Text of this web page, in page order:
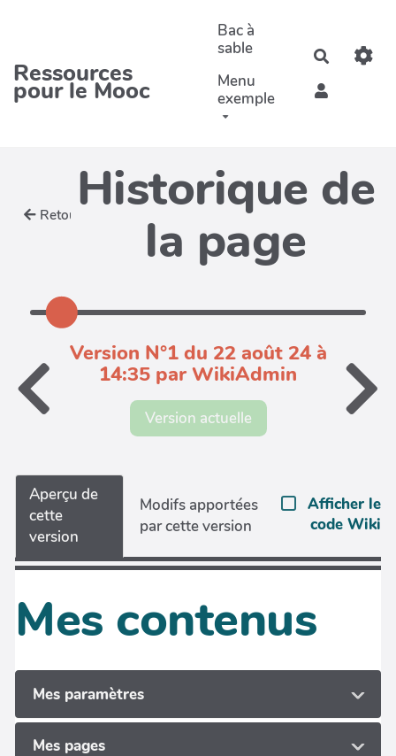
Ressources
pour le Mooc
Bac à
sable
Menu
exemple
Retour Historique de
la page
Version N°1 du 22 août 24 à
14:35 par WikiAdmin
Version actuelle
Aperçu de
cette
version
Modifs apportées
par cette version
Afficher le
code Wiki